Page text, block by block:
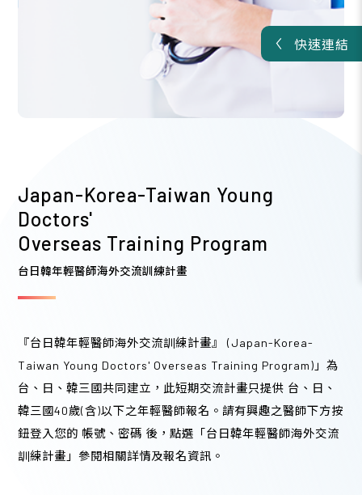
快速連結
2026/08
09
13:00 - 16:50 (4 hours)
2026/08
中華民國基層醫療協會 第十一屆第一次會員大會暨
學術演講(實體會議＆同步視訊)
B類
・1學分
張榮發基金會十樓1001會議室 (台北市中正
區中山南路11號)+同步視訊
13:30 - 17:15 (1 hours)
Japan-Korea-Taiwan Young
Doctors'
Overseas Training Program
台日韓年輕醫師海外交流訓練計畫
『台日韓年輕醫師海外交流訓練計畫』 (Japan-Korea-
Taiwan Young Doctors' Overseas Training Program)」為
台、日、韓三國共同建立，此短期交流計畫只提供 台、日、
韓三國40歲(含)以下之年輕醫師報名。請有興趣之醫師下方按
鈕登入您的 帳號、密碼 後，點選「台日韓年輕醫師海外交流
訓練計畫」參閱相關詳情及報名資訊。